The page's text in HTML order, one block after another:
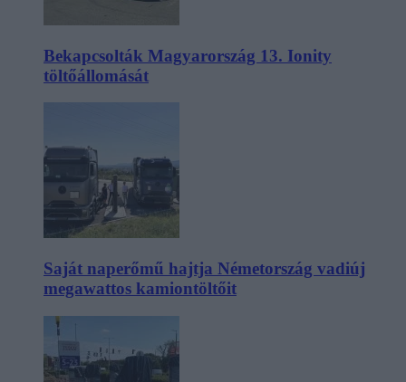
Bekapcsolták Magyarország 13. Ionity
töltőállomását
Saját naperőmű hajtja Németország vadiúj
megawattos kamiontöltőit